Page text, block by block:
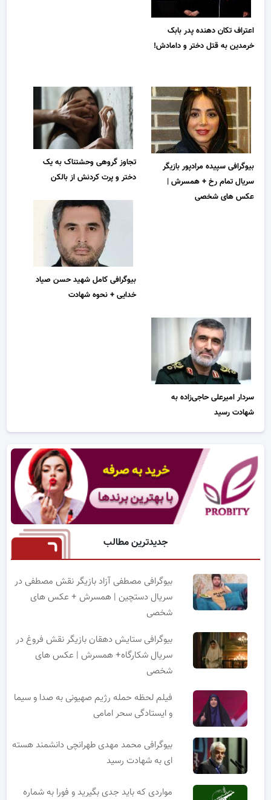
اعتراف تکان دهنده پدر بابک
خرمدین به قتل دختر و دامادش!
بیوگرافی سپیده مرادپور بازیگر
سریال تمام رخ + همسرش |
عکس های شخصی
تجاوز گروهی وحشتناک به یک
دختر و پرت کردنش از بالکن
بیوگرافی کامل شهید حسن صیاد
خدایی + نحوه شهادت
سردار امیرعلی حاجی‌زاده به
شهادت رسید
جدیدترین مطالب
بیوگرافی مصطفی آزاد بازیگر نقش مصطفی در
سریال دستچین | همسرش + عکس های
شخصی
بیوگرافی ستایش دهقان بازیگر نقش فروغ در
سریال شکارگاه+ همسرش | عکس های
شخصی
فیلم لحظه حمله رژیم صهیونی به صدا و سیما
و ایستادگی سحر امامی
بیوگرافی محمد مهدی طهرانچی دانشمند هسته
ای به شهادت رسید
مواردی که باید جدی بگیرید و فورا به شماره